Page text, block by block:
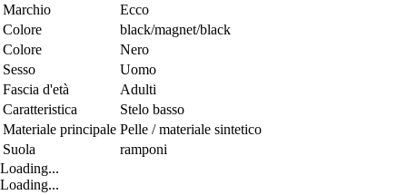
Marchio
Ecco
Colore
black/magnet/black
Colore
Nero
Sesso
Uomo
Fascia d'età
Adulti
Caratteristica
Stelo basso
Materiale principale Pelle / materiale sintetico
Suola
ramponi
Loading...
Loading...